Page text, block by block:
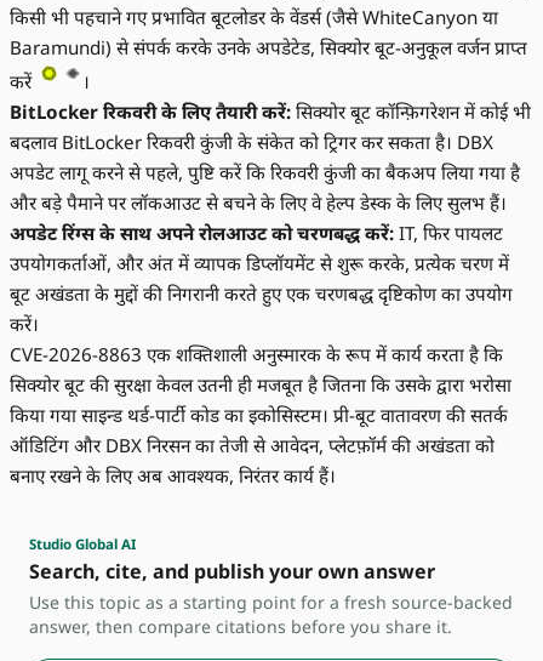
किसी भी पहचाने गए प्रभावित बूटलोडर के वेंडर्स (जैसे WhiteCanyon या
Baramundi) से संपर्क करके उनके अपडेटेड, सिक्योर बूट-अनुकूल वर्जन प्राप्त
करें
।
BitLocker रिकवरी के लिए तैयारी करें: सिक्योर बूट कॉन्फ़िगरेशन में कोई भी
बदलाव BitLocker रिकवरी कुंजी के संकेत को ट्रिगर कर सकता है। DBX
अपडेट लागू करने से पहले, पुष्टि करें कि रिकवरी कुंजी का बैकअप लिया गया है
और बड़े पैमाने पर लॉकआउट से बचने के लिए वे हेल्प डेस्क के लिए सुलभ हैं।
अपडेट रिंग्स के साथ अपने रोलआउट को चरणबद्ध करें: IT, फिर पायलट
उपयोगकर्ताओं, और अंत में व्यापक डिप्लॉयमेंट से शुरू करके, प्रत्येक चरण में
बूट अखंडता के मुद्दों की निगरानी करते हुए एक चरणबद्ध दृष्टिकोण का उपयोग
करें।
CVE-2026-8863 एक शक्तिशाली अनुस्मारक के रूप में कार्य करता है कि
सिक्योर बूट की सुरक्षा केवल उतनी ही मजबूत है जितना कि उसके द्वारा भरोसा
किया गया साइन्ड थर्ड-पार्टी कोड का इकोसिस्टम। प्री-बूट वातावरण की सतर्क
ऑडिटिंग और DBX निरसन का तेजी से आवेदन, प्लेटफ़ॉर्म की अखंडता को
बनाए रखने के लिए अब आवश्यक, निरंतर कार्य हैं।
Studio Global AI
Search, cite, and publish your own answer
Use this topic as a starting point for a fresh source-backed
answer, then compare citations before you share it.